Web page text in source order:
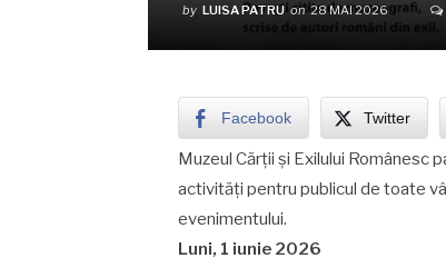
by LUISA PATRU on 28 MAI 2026
Facebook Twitter
Muzeul Cărții și Exilului Românesc
activități pentru publicul de toate
evenimentului.
Luni, 1 iunie 2026